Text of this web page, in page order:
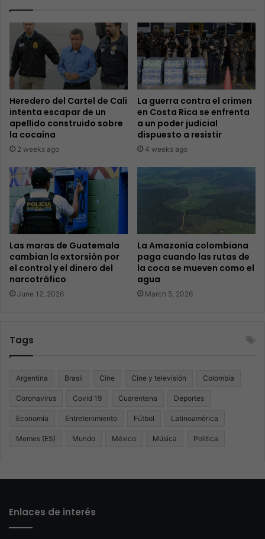
Heredero del Cartel de Cali
intenta escapar de un
apellido construido sobre
la cocaína
2 weeks ago
La guerra contra el crimen
en Costa Rica se enfrenta
a un poder judicial
dispuesto a resistir
4 weeks ago
Las maras de Guatemala
cambian la extorsión por
el control y el dinero del
narcotráfico
June 12, 2026
La Amazonía colombiana
paga cuando las rutas de
la coca se mueven como el
agua
March 5, 2026
Tags
Argentina Brasil Cine Cine y televisión Colombia
Coronavirus Covid 19 Cuarentena Deportes
Economía Entretenimiento Fútbol Latinoamérica
Memes (ES) Mundo México Música Politica
Enlaces de interés